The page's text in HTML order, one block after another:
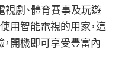
視劇、體育賽事及玩遊
用智能電視的用家，這
開機即可享受豐富內